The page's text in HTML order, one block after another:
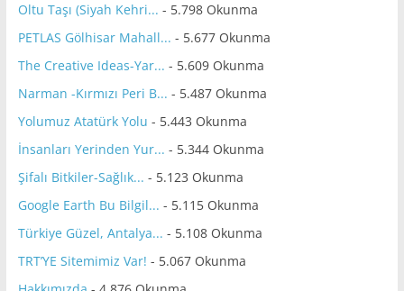
Oltu Taşı (Siyah Kehri... - 5.798 Okunma
PETLAS Gölhisar Mahall... - 5.677 Okunma
The Creative Ideas-Yar... - 5.609 Okunma
Narman -Kırmızı Peri B... - 5.487 Okunma
Yolumuz Atatürk Yolu - 5.443 Okunma
İnsanları Yerinden Yur... - 5.344 Okunma
Şifalı Bitkiler-Sağlık... - 5.123 Okunma
Google Earth Bu Bilgil... - 5.115 Okunma
Türkiye Güzel, Antalya... - 5.108 Okunma
TRT’YE Sitemimiz Var! - 5.067 Okunma